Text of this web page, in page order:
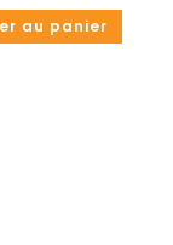
au panier